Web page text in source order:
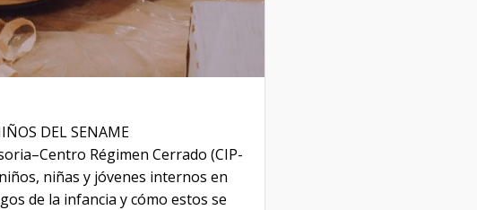
DEL SENAME
Régimen Cerrado (CIP-
niñas y jóvenes internos en
de la infancia y cómo estos se